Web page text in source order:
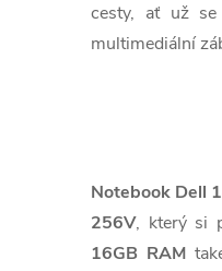
cesty, ať už se
multimediální
Notebook Dell
256V, který si
16GB RAM